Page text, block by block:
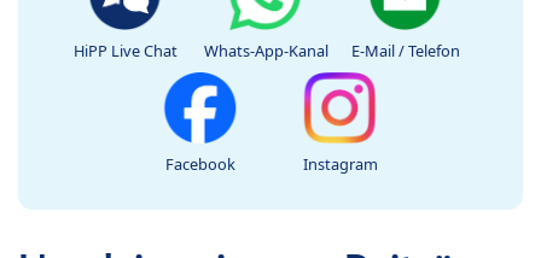
HiPP Live Chat Whats-App-Kanal E-Mail / Telefon
Facebook Instagram